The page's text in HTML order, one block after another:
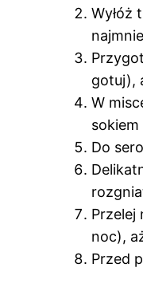
Wyłóż
gotuj),
W
sokiem
Do
Przelej
noc),
Przed